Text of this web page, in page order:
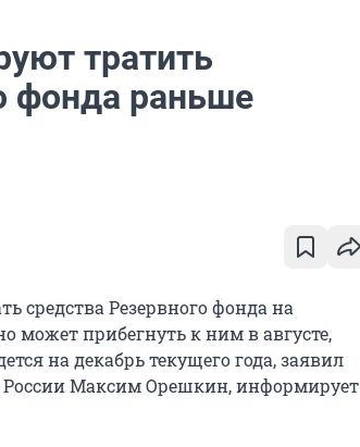
тратить
фонда раньше
средства Резервного фонда на
может прибегнуть к ним в августе,
на декабрь текущего года, заявил
Максим Орешкин, информирует